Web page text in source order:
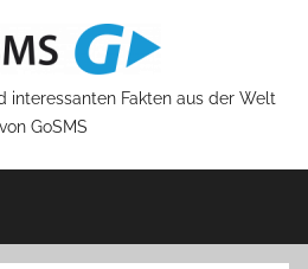
interessanten Fakten aus der Welt
von GoSMS